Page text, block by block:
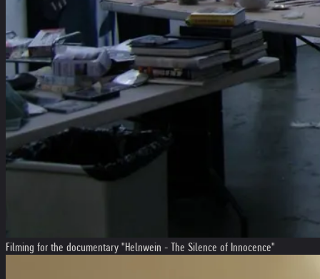
Filming for the documentary "Helnwein - The Silence of Innocence"